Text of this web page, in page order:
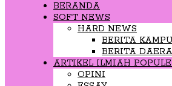
BERANDA
SOFT NEWS
HARD NEWS
BERITA
BERITA
ARTIKEL ILMIAH
OPINI